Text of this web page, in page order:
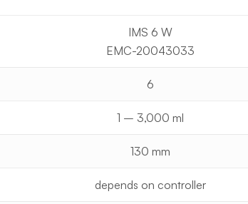
IMS 6 W
EMC-20043033
6
1 – 3,000 ml
130 mm
depends on controller